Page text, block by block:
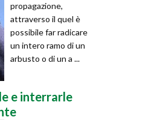
propagazione,
attraverso il quel è
possibile far radicare
un intero ramo di un
arbusto o di un a ...
e interrarle